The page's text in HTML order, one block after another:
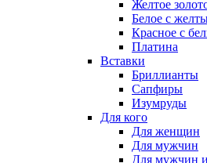
Желтое
Белое с
Красное с
Платина
Вставки
Бриллианты
Сапфиры
Изумруды
Для кого
Для женщин
Для мужчин
Для мужчин